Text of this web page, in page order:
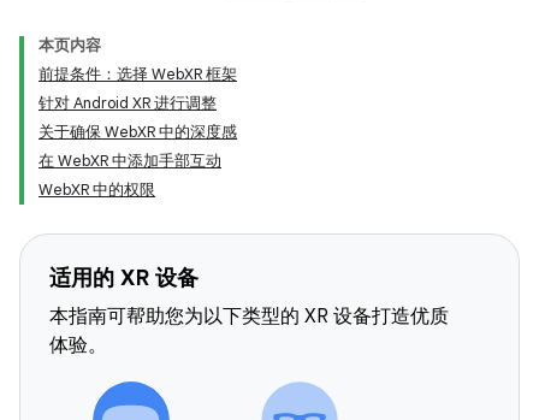
本页内容
前提条件：选择 WebXR 框架
针对 Android XR 进行调整
关于确保 WebXR 中的深度感
在 WebXR 中添加手部互动
WebXR 中的权限
适用的 XR 设备
本指南可帮助您为以下类型的 XR 设备打造优质
体验。